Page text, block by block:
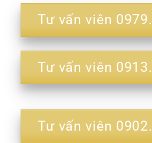
Tư vấn viên
Tư vấn viên
Tư vấn viên